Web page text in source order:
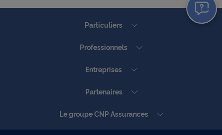
Particuliers
Professionnels
Entreprises
Partenaires
Le groupe CNP Assurances